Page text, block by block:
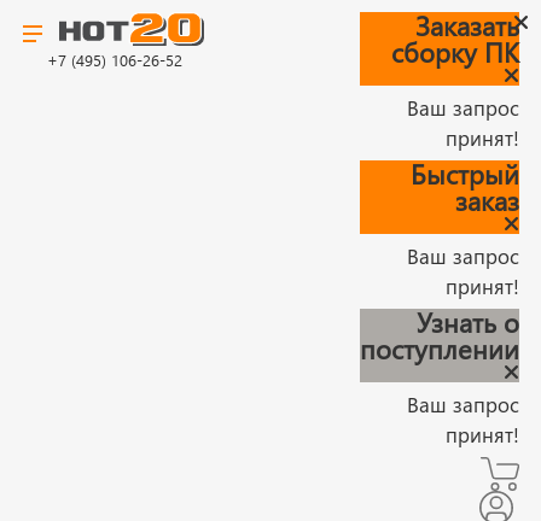
+7 (495) 106-26-52
Заказать
сборку ПК
Ваш запрос
принят!
Быстрый
заказ
Ваш запрос
принят!
Узнать о
поступлении
Ваш запрос
принят!